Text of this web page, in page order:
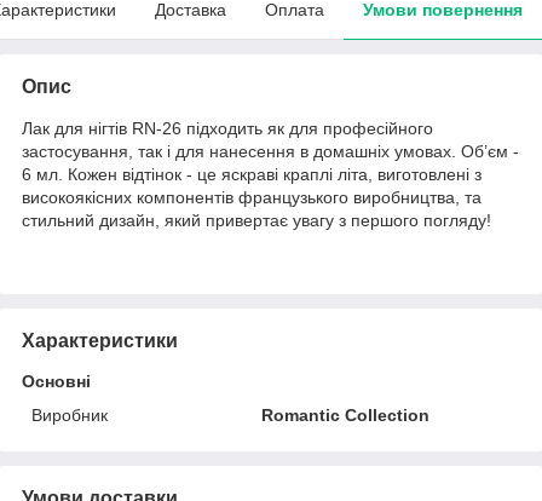
Доставка Оплата Умови повернення
Опис
Лак для нігтів RN-26 підходить як для професійного
застосування, так і для нанесення в домашніх умовах. Об’єм -
6 мл. Кожен відтінок - це яскраві краплі літа, виготовлені з
високоякісних компонентів французького виробництва, та
стильний дизайн, який привертає увагу з першого погляду!
Характеристики
Основні
Виробник
Romantic Collection